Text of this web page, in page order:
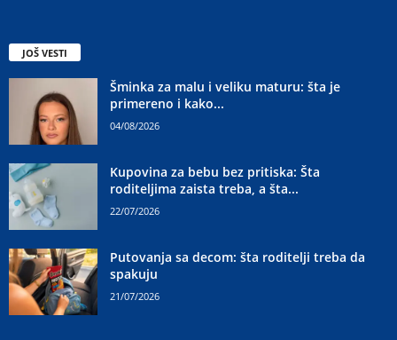
JOŠ VESTI
Šminka za malu i veliku maturu: šta je
primereno i kako...
04/08/2026
Kupovina za bebu bez pritiska: Šta
roditeljima zaista treba, a šta...
22/07/2026
Putovanja sa decom: šta roditelji treba da
spakuju
21/07/2026